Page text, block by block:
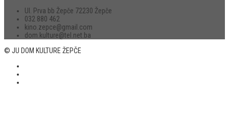
Ul. Prva bb Žepče 72230 Žepče
032 880 462
kino.zepce@gmail.com
dom.kulture@tel.net.ba
© JU DOM KULTURE ŽEPČE